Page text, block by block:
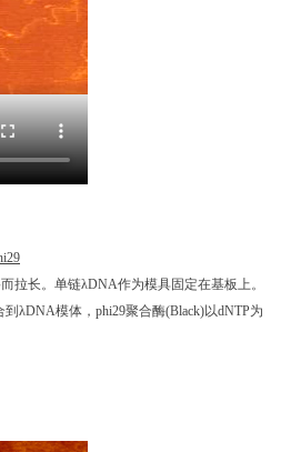
拉长。单链λDNA作为模具固定在基板上。
λDNA模体，phi29聚合酶(Black)以dNTP为